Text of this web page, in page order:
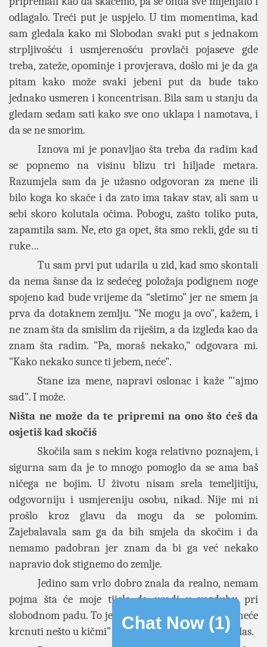
odlagalo. Treći put je uspjelo. U tim momentima, kad
sam gledala kako mi Slobodan svaki put s jednakom
strpljivošću i usmjerenošću provlači pojaseve gde
treba, zateže, opominje i provjerava, došlo mi je da ga
pitam kako može svaki jebeni put da bude tako
jednako usmeren i koncentrisan. Bila sam u stanju da
gledam sedam sati kako sve ono uklapa i namotava, i
da se ne smorim.
Iznova mi je ponavljao šta treba da radim kad
se popnemo na visinu blizu tri hiljade metara.
Razumjela sam da je užasno odgovoran za mene ili
bilo koga ko skače i da zato ima takav stav, ali sam u
sebi skoro kolutala očima. Pobogu, zašto toliko puta,
zapamtila sam. Ne, eto ga opet, šta smo rekli, gde su ti
ruke…
Tu sam prvi put udarila u zid, kad smo skontali
da nema šanse da iz sedećeg položaja podignem noge
spojeno kad bude vrijeme da “sletimo” jer ne smem ja
prva da dotaknem zemlju. "Ne mogu ja ovo", kažem, i
ne znam šta da smislim da riješim, a da izgleda kao da
znam šta radim. "Pa, moraš nekako," odgovara mi.
"Kako nekako sunce ti jebem, neće".
Stane iza mene, napravi oslonac i kaže "'ajmo
sad". I može.
Ništa ne može da te pripremi na ono što ćeš da
osjetiš kad skočiš
Skočila sam s nekim koga relativno poznajem, i
sigurna sam da je to mnogo pomoglo da se ama baš
ničega ne bojim. U životu nisam srela temeljitiju,
odgovorniju i usmjereniju osobu, nikad. Nije mi ni
prošlo kroz glavu da mogu da se polomim.
Zajebalavala sam ga da bih smjela da skočim i da
nemamo padobran jer znam da bi ga već nekako
napravio dok stignemo do zemlje.
Jedino sam vrlo dobro znala da realno, nemam
pojma šta će moje tijelo da uradi u vazduhu pri
slobodnom padu. To je onaj dio “nadam se da mi neće
krcnuti nešto u kičmi” koji nisam rekla ni sebi naglas.
Chat Now (1)